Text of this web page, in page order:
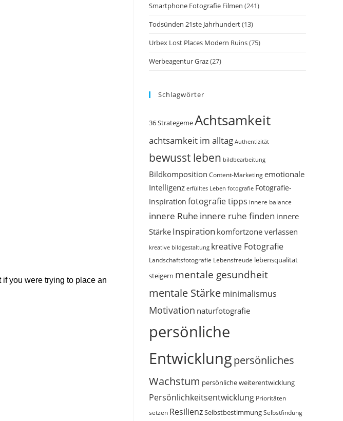
Smartphone Fotografie Filmen (241)
Todsünden 21ste Jahrhundert(13)
Urbex Lost Places Modern Ruins(75)
Werbeagentur Graz(27)
Schlagwörter
36 StrategemeAchtsamkeit
achtsamkeit im alltag Authentizität
bewusst leben bildbearbeitung
Bildkomposition Content-Marketingemotionale
Intelligenz erfülltes Leben fotografie Fotografie-
Inspiration fotografie tipps innere balance
innere Ruhe innere ruhe finden innere
Stärke Inspiration komfortzone verlassen
kreative bildgestaltung kreative Fotografie
Landschaftsfotografie Lebensfreude lebensqualität
steigern mentale gesundheit
mentale Stärkeminimalismus
Motivation naturfotografie
persönliche
Entwicklungpersönliches
Wachstum persönliche weiterentwicklung
Persönlichkeitsentwicklung Prioritäten
setzen ResilienzSelbstbestimmungSelbstfindung